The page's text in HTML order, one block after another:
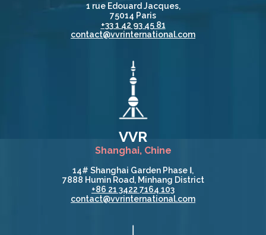
1 rue Edouard Jacques,
75014 Paris
+33 1 42 93 45 81
contact@vvrinternational.com
VVR
Shanghai, Chine
14# Shanghai Garden Phase Ⅰ,
7888 Humin Road, Minhang District
+86 21 3422 7164 103
contact@vvrinternational.com